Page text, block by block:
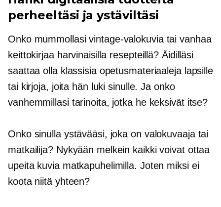
perheeltäsi ja ystäviltäsi
Onko mummollasi vintage-valokuvia tai vanhaa
keittokirjaa harvinaisilla resepteillä? Äidilläsi
saattaa olla klassisia opetusmateriaaleja lapsille
tai kirjoja, joita hän luki sinulle. Ja onko
vanhemmillasi tarinoita, jotka he keksivät itse?
Onko sinulla ystävääsi, joka on valokuvaaja tai
matkailija? Nykyään melkein kaikki voivat ottaa
upeita kuvia matkapuhelimilla. Joten miksi ei
koota niitä yhteen?